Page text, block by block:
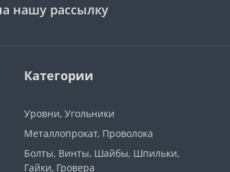
нашу рассылку
Категории
Уровни, Угольники
Металлопрокат, Проволока
Болты, Винты, Шайбы, Шпильки,
Гайки, Гровера